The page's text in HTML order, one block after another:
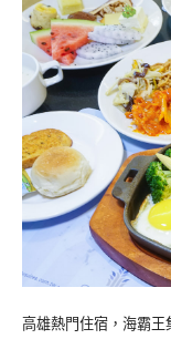
高雄熱門住宿，海霸王